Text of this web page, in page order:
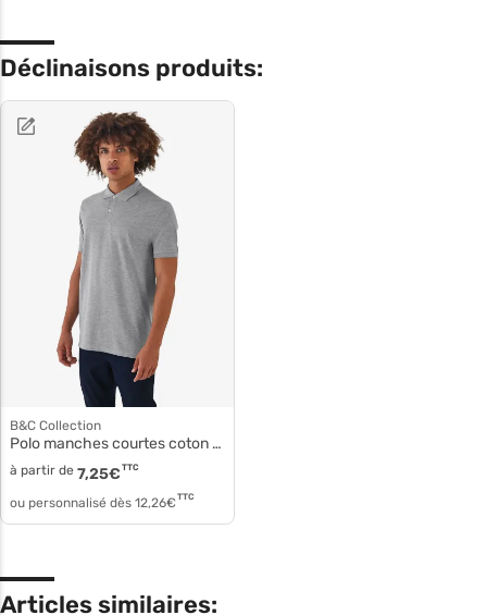
Déclinaisons produits:
B&C Collection
Polo manches courtes coton pm430
à partir de 7,25€ TTC
ou personnalisé dès 12,26€ TTC
Articles similaires: